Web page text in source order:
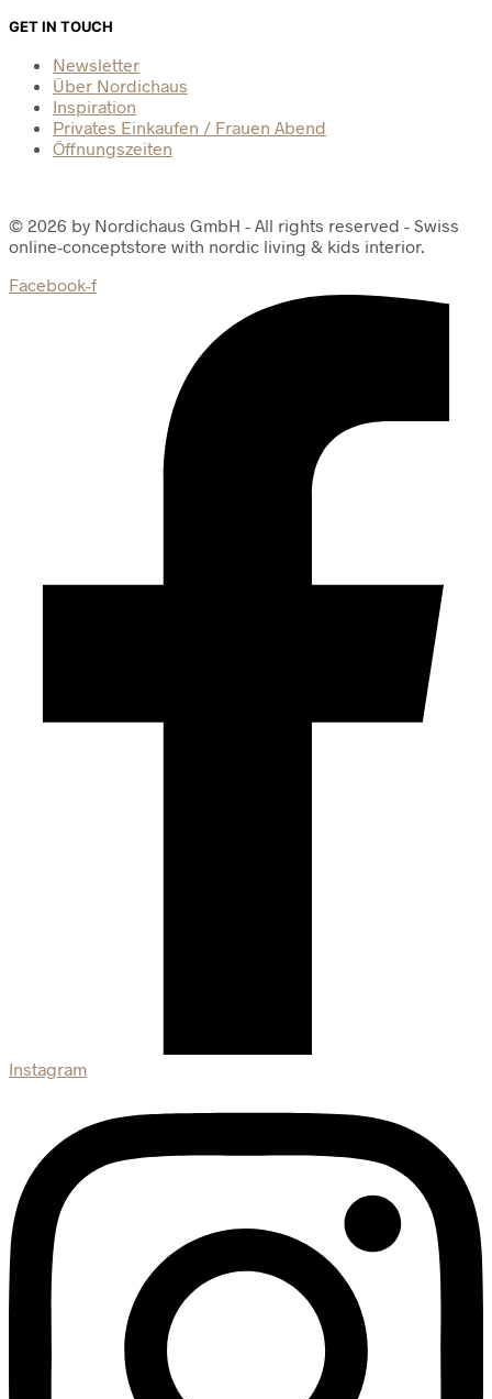
GET IN TOUCH
Newsletter
Über Nordichaus
Inspiration
Privates Einkaufen / Frauen Abend
Öffnungszeiten
© 2026 by Nordichaus GmbH - All rights reserved - Swiss
online-conceptstore with nordic living & kids interior.
Facebook-f
Instagram